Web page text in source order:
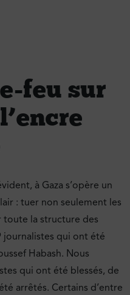
feu sur
à Gaza s’opère un
: tuer non seulement les
toute la structure des
journalistes qui ont été
Habash. Nous
qui ont été blessés, de
arrêtés. Certains d’entre